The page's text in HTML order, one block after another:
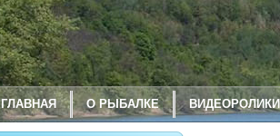
ГЛАВНАЯ О РЫБАЛКЕ ВИДЕОРОЛИКИ